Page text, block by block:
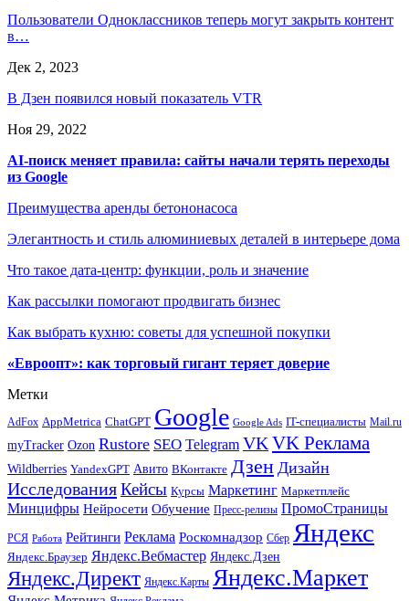
Пользователи Одноклассников теперь могут закрыть контент
в…
Дек 2, 2023
В Дзен появился новый показатель VTR
Ноя 29, 2022
AI-поиск меняет правила: сайты начали терять переходы
из Google
Преимущества аренды бетононасоса
Элегантность и стиль алюминиевых деталей в интерьере дома
Что такое дата-центр: функции, роль и значение
Как рассылки помогают продвигать бизнес
Как выбрать кухню: советы для успешной покупки
«Евроопт»: как торговый гигант теряет доверие
Метки
AdFox AppMetrica ChatGPT Google Google Ads IT-специалисты Mail.ru
myTracker Ozon Rustore SEO Telegram VKVK Реклама
Wildberries YandexGPT Авито ВКонтакте Дзен Дизайн
ИсследованияКейсы Курсы Маркетинг Маркетплейс
Минцифры Нейросети Обучение Пресс-релизы ПромоСтраницы
РСЯ Работа Рейтинги Реклама Роскомнадзор Сбер Яндекс
Яндекс.Браузер Яндекс.Вебмастер Яндекс.Дзен
Яндекс.Директ Яндекс.Карты Яндекс.Маркет